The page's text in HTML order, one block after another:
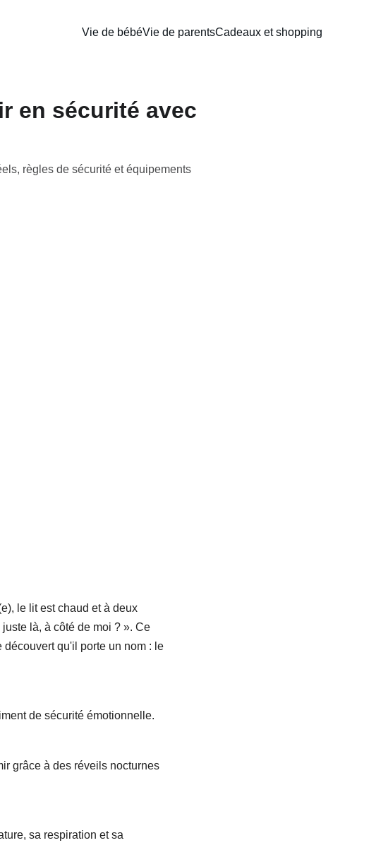
Vie de bébéVie de parentsCadeaux et shopping
en sécurité avec
règles de sécurité et équipements